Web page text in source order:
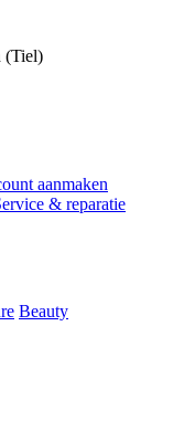
(Tiel)
aanmaken
& reparatie
Beauty